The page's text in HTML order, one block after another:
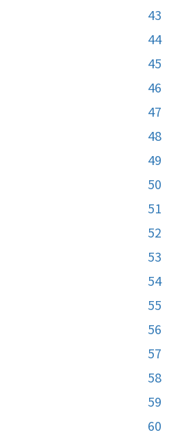
43
44
45
46
47
48
49
50
51
52
53
54
55
56
57
58
59
60